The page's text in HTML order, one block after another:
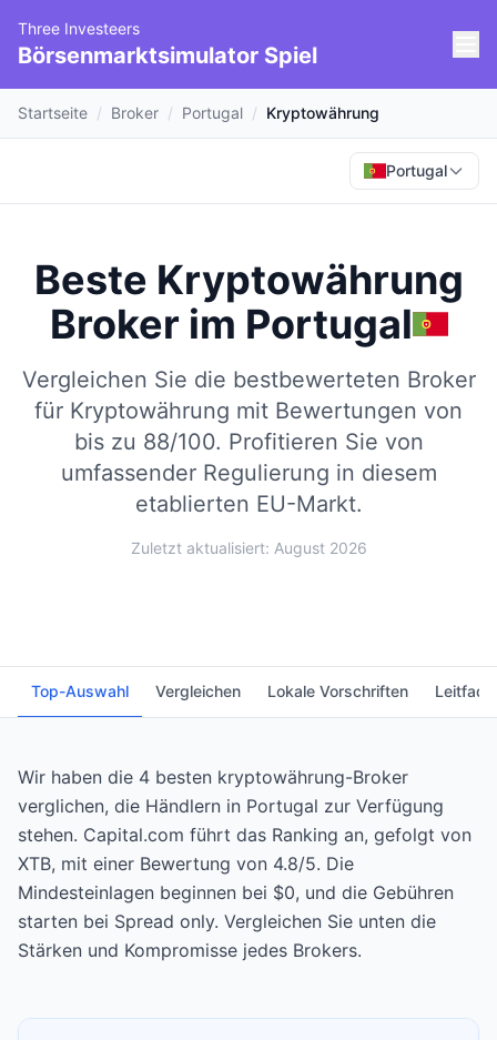
Three Investeers
Börsenmarktsimulator Spiel
Startseite / Broker / Portugal / Kryptowährung
Portugal
Beste Kryptowährung
Broker im Portugal
Vergleichen Sie die bestbewerteten Broker
für Kryptowährung mit Bewertungen von
bis zu 88/100. Profitieren Sie von
umfassender Regulierung in diesem
etablierten EU-Markt.
Zuletzt aktualisiert: August 2026
Top-Auswahl Vergleichen Lokale Vorschriften
Wir haben die 4 besten kryptowährung-Broker
verglichen, die Händlern in Portugal zur Verfügung
stehen. Capital.com führt das Ranking an, gefolgt von
XTB, mit einer Bewertung von 4.8/5. Die
Mindesteinlagen beginnen bei $0, und die Gebühren
starten bei Spread only. Vergleichen Sie unten die
Stärken und Kompromisse jedes Brokers.